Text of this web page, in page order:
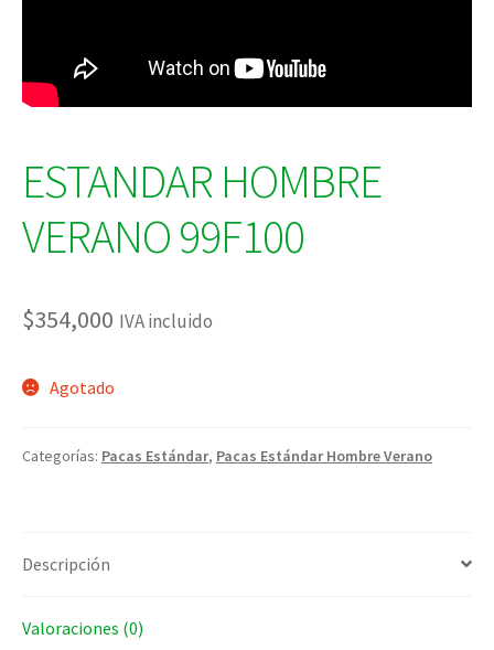
ESTANDAR HOMBRE
VERANO 99F100
$354,000 IVA incluido
Agotado
Categorías: Pacas Estándar, Pacas Estándar Hombre Verano
Descripción
Valoraciones (0)